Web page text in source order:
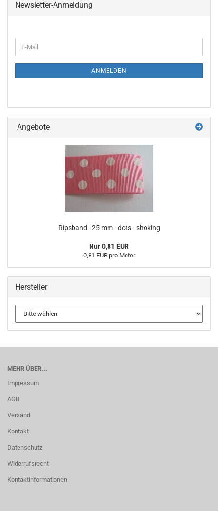
Newsletter-Anmeldung
ZUR
E-
Mail
ANMELDEN
Angebote
Ripsband - 25 mm - dots - shoking
Nur 0,81 EUR
0,81 EUR pro Meter
Hersteller
MEHR ÜBER...
Impressum
AGB
Versand
Kontakt
Datenschutz
Widerrufsrecht
Kontaktinformationen